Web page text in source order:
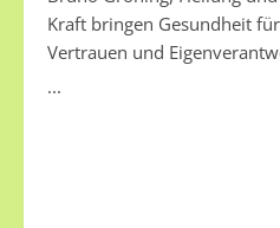
Kraft bringen Gesundheit
Vertrauen und
...